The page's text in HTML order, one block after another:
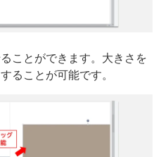
ことができます。大きさを
ることが可能です。